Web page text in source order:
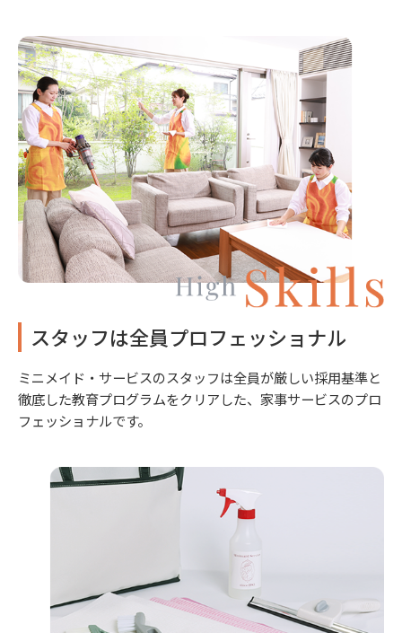
スタッフは全員プロフェッショナル
ミニメイド・サービスのスタッフは全員が厳しい採用基準と
徹底した教育プログラムをクリアした、家事サービスのプロ
フェッショナルです。